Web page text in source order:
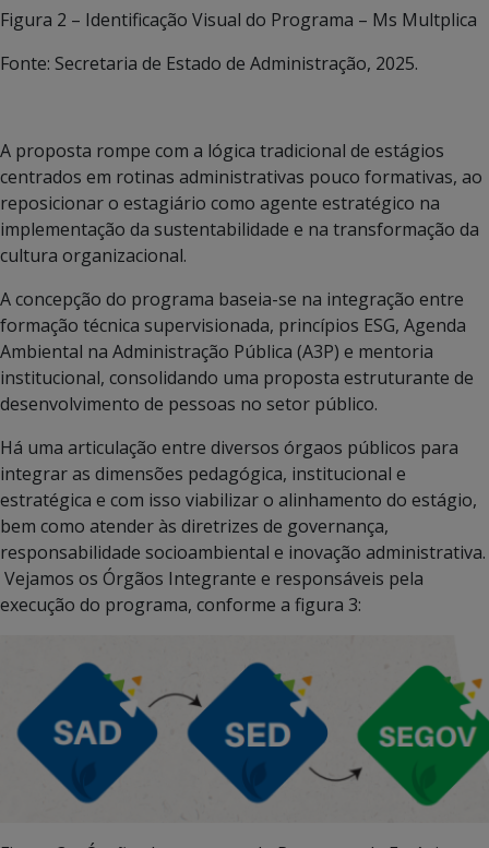
Figura 2 – Identificação Visual do Programa – Ms Multplica
Fonte: Secretaria de Estado de Administração, 2025.
A proposta rompe com a lógica tradicional de estágios
centrados em rotinas administrativas pouco formativas, ao
reposicionar o estagiário como agente estratégico na
implementação da sustentabilidade e na transformação da
cultura organizacional.
A concepção do programa baseia-se na integração entre
formação técnica supervisionada, princípios ESG, Agenda
Ambiental na Administração Pública (A3P) e mentoria
institucional, consolidando uma proposta estruturante de
desenvolvimento de pessoas no setor público.
Há uma articulação entre diversos órgaos públicos para
integrar as dimensões pedagógica, institucional e
estratégica e com isso viabilizar o alinhamento do estágio,
bem como atender às diretrizes de governança,
responsabilidade socioambiental e inovação administrativa.
Vejamos os Órgãos Integrante e responsáveis pela
execução do programa, conforme a figura 3: